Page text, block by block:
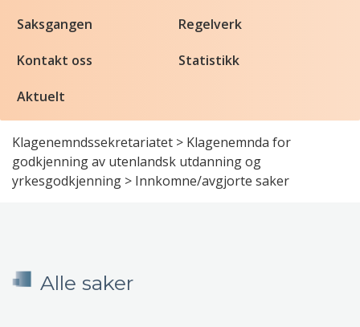
Saksgangen Regelverk
Kontakt oss Statistikk
Aktuelt
Klagenemndssekretariatet > Klagenemnda for
godkjenning av utenlandsk utdanning og
yrkesgodkjenning > Innkomne/avgjorte saker
Alle saker